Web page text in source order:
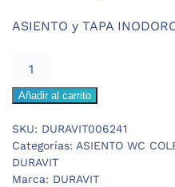
original actual
ASIENTO y TAPA
3
ASIENTO
y
TAPA
Añadir al carrito
SKU: DURAVIT006241
Categorías: ASIENTO WC
DURAVIT
Marca: DURAVIT